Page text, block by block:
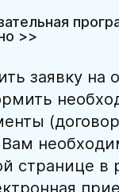
>>
заявку на
Вам
странице в